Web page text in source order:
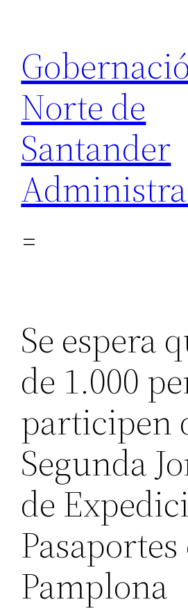
contenido
Norte de
Santander
Se espera
de 1.000
participen
Segunda
de
Pamplona